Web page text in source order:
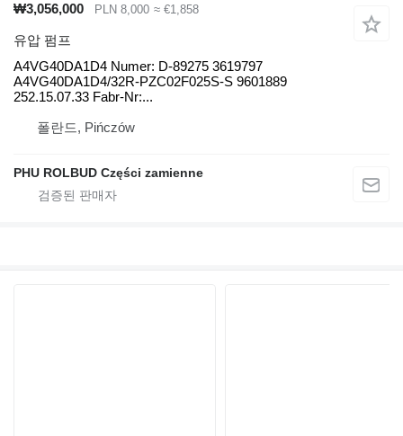
₩3,056,000
PLN 8,000 ≈ €1,858
유압 펌프
A4VG40DA1D4 Numer: D-89275 3619797
A4VG40DA1D4/32R-PZC02F025S-S 9601889
252.15.07.33 Fabr-Nr:...
폴란드, Pińczów
PHU ROLBUD Części zamienne